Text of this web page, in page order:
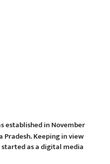
established in November
Keeping in view
as a digital media